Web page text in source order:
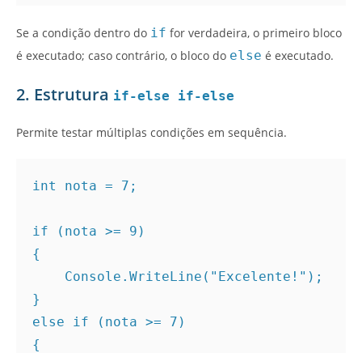
Se a condição dentro do if for verdadeira, o primeiro bloco
é executado; caso contrário, o bloco do else é executado.
2. Estrutura if-else if-else
Permite testar múltiplas condições em sequência.
int nota = 7;
if (nota >= 9)
{
    Console.WriteLine("Excelente!");
}
else if (nota >= 7)
{